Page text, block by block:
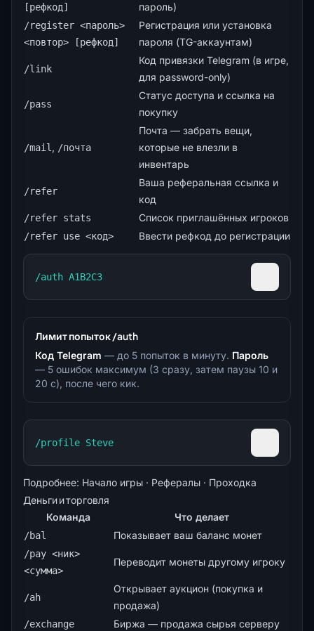
[рефкод]
пароль)
/register <пароль>
<повтор> [рефкод]
Регистрация или установка
пароля (TG-аккаунтам)
/link
Код привязки Telegram (в игре,
для password-only)
/pass
Статус доступа и ссылка на
покупку
/mail , /почта
Почта — забрать вещи,
которые не влезли в
инвентарь
/refer
Ваша реферальная ссылка и
код
/refer stats Список приглашённых игроков
/refer use <код> Ввести рефкод до регистрации
/auth A1B2C3
Лимит попыток /auth
Код Telegram — до 5 попыток в минуту. Пароль
— 5 ошибок максимум (3 сразу, затем паузы 10 и
20 с), после чего кик.
/profile Steve
Подробнее: Начало игры · Рефералы · Проходка
Деньги и торговля
Команда Что делает
/bal Показывает ваш баланс монет
/pay <ник>
<сумма>
Переводит монеты другому игроку
/ah
Открывает аукцион (покупка и
продажа)
/exchange Биржа — продажа сырья серверу